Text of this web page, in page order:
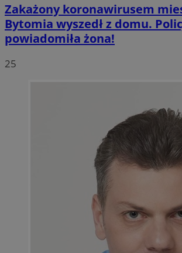
Zakażony koronawirusem
Bytomia wyszedł z domu.
powiadomiła żona!
25